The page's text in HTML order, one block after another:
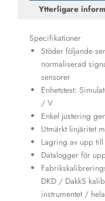
Ytterligare
Specifikationer
Stöder följande
normaliserad
sensorer
Enhetstest:
/ V
Enkel justering
Utmärkt linjäritet
Lagring av upp
Datalogger för
DKD / DakkS
instrumentet /